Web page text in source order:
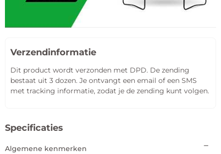
Verzendinformatie
Dit product wordt verzonden met DPD. De zending
bestaat uit 3 dozen. Je ontvangt een email of een SMS
met tracking informatie, zodat je de zending kunt volgen.
Specificaties
Algemene kenmerken